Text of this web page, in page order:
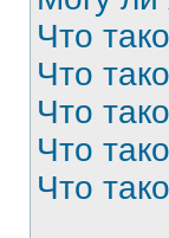
Что
Что
Что
Что
Что